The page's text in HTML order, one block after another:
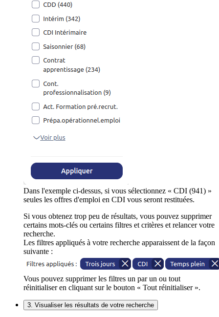
Dans l'exemple ci-dessus, si vous sélectionnez « CDI (941) »
seules les offres d'emploi en CDI vous seront restituées.
Si vous obtenez trop peu de résultats, vous pouvez supprimer
certains mots-clés ou certains filtres et critères et relancer votre
recherche.
Les filtres appliqués à votre recherche apparaissent de la façon
suivante :
Vous pouvez supprimer les filtres un par un ou tout
réinitialiser en cliquant sur le bouton « Tout réinitialiser ».
3. Visualiser les résultats de votre recherche